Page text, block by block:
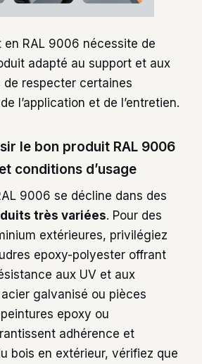
en RAL 9006 nécessite de
adapté au support et aux
respecter certaines
l’application et de l’entretien.
le bon produit RAL 9006
conditions d’usage
9006 se décline dans des
très variées. Pour des
extérieures, privilégiez
epoxy-polyester offrant
aux UV et aux
galvanisé ou pièces
epoxy ou
adhérence et
bois en extérieur, vérifiez que